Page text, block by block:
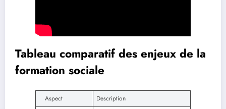
Tableau comparatif des enjeux de la
formation sociale
Aspect Description